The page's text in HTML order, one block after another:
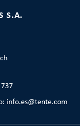
S.A.
info.es@tente.com